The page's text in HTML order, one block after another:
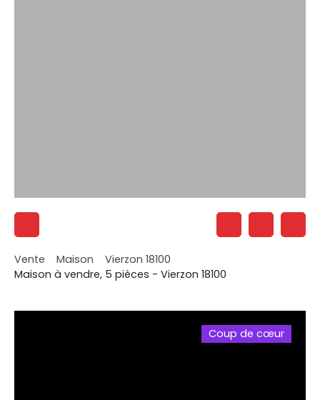
Vente Maison
Vierzon 18100
Maison à vendre, 5 pièces - Vierzon 18100
Coup de cœur